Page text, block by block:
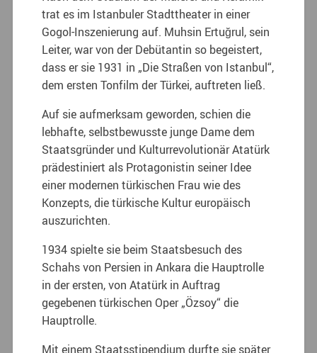
trat es im Istanbuler Stadttheater in einer
Gogol-Inszenierung auf. Muhsin Ertuğrul, sein
Leiter, war von der Debütantin so begeistert,
dass er sie 1931 in „Die Straßen von Istanbul“,
dem ersten Tonfilm der Türkei, auftreten ließ.
Auf sie aufmerksam geworden, schien die
lebhafte, selbstbewusste junge Dame dem
Staatsgründer und Kulturrevolutionär Atatürk
prädestiniert als Protagonistin seiner Idee
einer modernen türkischen Frau wie des
Konzepts, die türkische Kultur europäisch
auszurichten.
1934 spielte sie beim Staatsbesuch des
Schahs von Persien in Ankara die Hauptrolle
in der ersten, von Atatürk in Auftrag
gegebenen türkischen Oper „Özsoy“ die
Hauptrolle.
Mit einem Staatsstipendium durfte sie später